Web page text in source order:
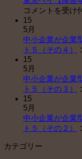
コメントを受け
15
5月
中小企業が企業
ト５（その４）
15
5月
中小企業が企業
ト５（その３）
15
5月
中小企業が企業
ト５（その２）
カテゴリー